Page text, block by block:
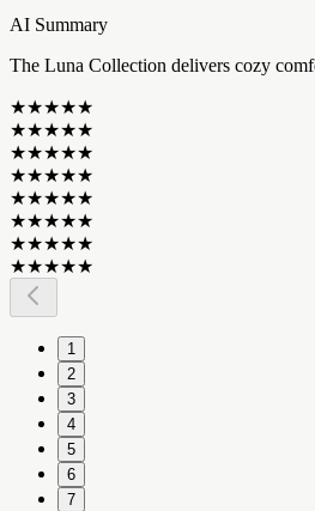
AI Summary
The Luna Collection delivers cozy comf
★★★★★
★★★★★
★★★★★
★★★★★
★★★★★
★★★★★
★★★★★
★★★★★
1
2
3
4
5
6
7